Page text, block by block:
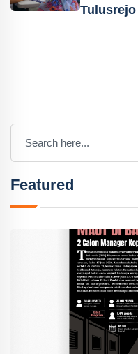
Tulusrejo
Featured